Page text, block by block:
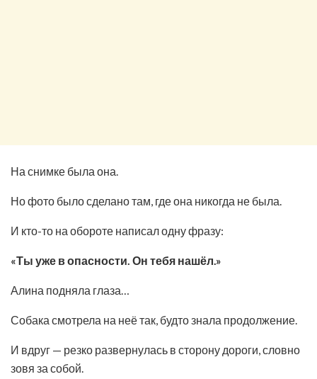
На снимке была она.
Но фото было сделано там, где она никогда не была.
И кто-то на обороте написал одну фразу:
«Ты уже в опасности. Он тебя нашёл.»
Алина подняла глаза…
Собака смотрела на неё так, будто знала продолжение.
И вдруг — резко развернулась в сторону дороги, словно
зовя за собой.